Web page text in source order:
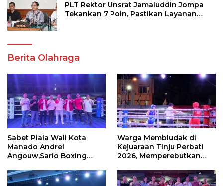
PLT Rektor Unsrat Jamaluddin Jompa
Tekankan 7 Poin, Pastikan Layanan
Berita Olahraga
Sabet Piala Wali Kota
Manado Andrei
Angouw,Sario Boxing
Perbati 2026
Warga Membludak di
Kejuaraan Tinju Perbati
2026, Memperebutkan